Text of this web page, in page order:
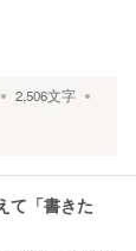
2,506文字
て「書きた